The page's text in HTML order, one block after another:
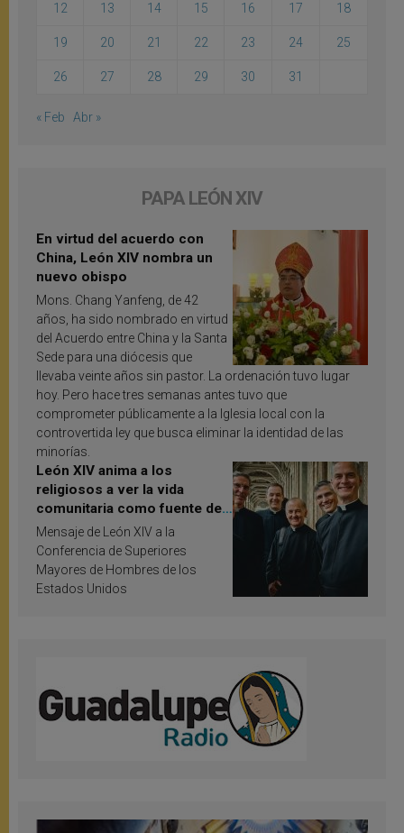
12 13 14 15 16 17 18
19 20 21 22 23 24 25
26 27 28 29 30 31
« Feb Abr »
PAPA LEÓN XIV
En virtud del acuerdo con
China, León XIV nombra un
nuevo obispo
Mons. Chang Yanfeng, de 42
años, ha sido nombrado en virtud
del Acuerdo entre China y la Santa
Sede para una diócesis que
llevaba veinte años sin pastor. La ordenación tuvo lugar
hoy. Pero hace tres semanas antes tuvo que
comprometer públicamente a la Iglesia local con la
controvertida ley que busca eliminar la identidad de las
minorías.
León XIV anima a los
religiosos a ver la vida
comunitaria como fuente de
inspiración y santificación
Mensaje de León XIV a la
Conferencia de Superiores
Mayores de Hombres de los
Estados Unidos